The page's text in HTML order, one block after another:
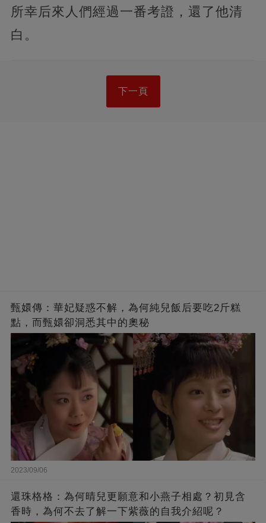
所幸后來人們經過一番考證，還了他清
白。
下一頁
甄嬛傳：華妃疑惑不解，為何純兒飯后要吃2斤糕
點，而甄嬛卻洞悉其中的奧秘
2023/09/06
還珠格格：為何晴兒更願意和小燕子相處？初見含
香時，為何不去了解一下紫薇的自我介紹呢？